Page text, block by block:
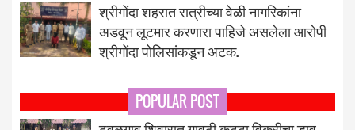
श्रीगोंदा शहरात रात्रीच्या वेळी नागरिकांना
अडवून लूटमार करणारा पाहिजे असलेला आरोपी
श्रीगोंदा पोलिसांकडून अटक.
POPULAR POST